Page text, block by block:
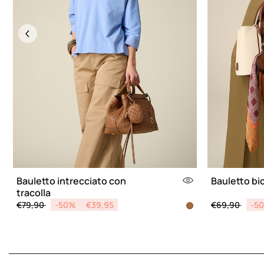
Bauletto intrecciato con
tracolla
Price reduced from
€79,90to-50% €39,95
Bauletto
Price
€69,90to-
Previous